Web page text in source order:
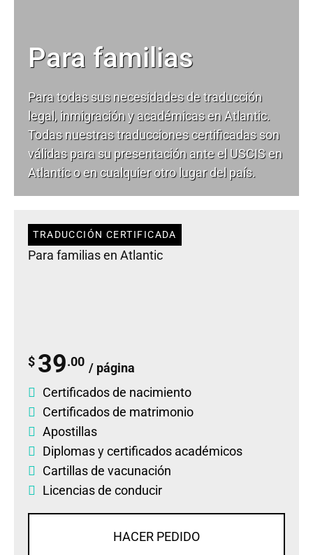
Para familias
Para todas sus necesidades detraducción
legal, inmigración y académicas en Atlantic.
Todas nuestras traducciones certificadas son
válidas para su presentación ante el USCIS en
Atlantic o en cualquier otro lugar del país.
TRADUCCIÓN CERTIFICADA
Para familias en Atlantic
$ 39.00 / página
Certificados de nacimiento
Certificados de matrimonio
Apostillas
Diplomasycertificados académicos
Cartillas de vacunación
Licencias de conducir
HACER PEDIDO